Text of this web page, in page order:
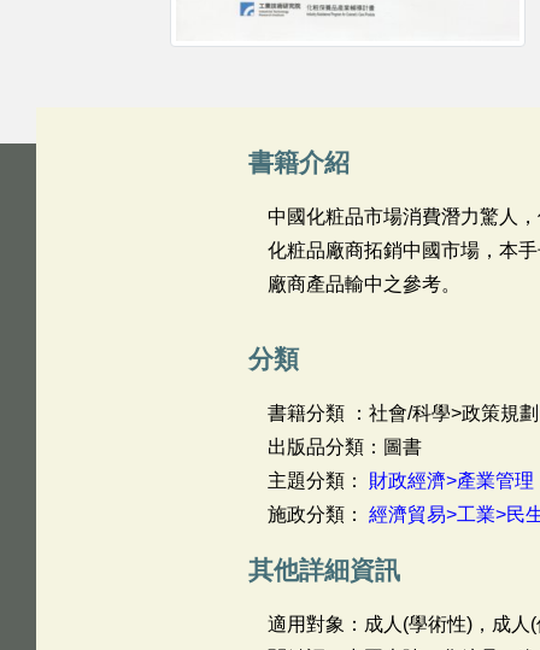
書籍介紹
中國化粧品市場消費潛力驚人
化粧品廠商拓銷中國市場，本
廠商產品輸中之參考。
分類
書籍分類 ：社會/科學>政策規劃
出版品分類：圖書
主題分類： 財政經濟>產業管理
施政分類： 經濟貿易>工業>民
其他詳細資訊
適用對象：成人(學術性)，成人